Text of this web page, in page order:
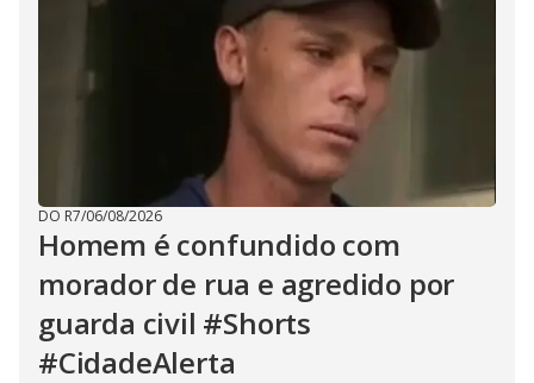
DO R7/06/08/2026
Homem é confundido com
morador de rua e agredido por
guarda civil #Shorts
#CidadeAlerta